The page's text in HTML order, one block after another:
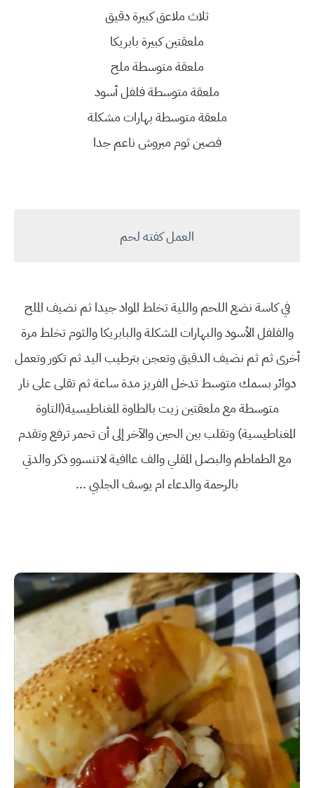
ثلاث ملاعق كبيرة دقيق
ملعقتين كبيرة بابريكا
ملعقة متوسطة ملح
ملعقة متوسطة فلفل أسود
ملعقة متوسطة بهارات مشكلة
فصين ثوم مبروش ناعم جدا
العمل كفته لحم
في كاسة نضع اللحم واللية تخلط المواد جيدا ثم نضيف الملح
والفلفل الأسود والبهارات المشكلة والبابريكا والثوم تخلط مرة
أخرى ثم ثم نضيف الدقيق وتعجن بترطيب اليد ثم تكور وتعمل
دوائر بسمك متوسط تدخل الفريز مدة ساعة ثم تقلى على نار
متوسطة مع ملعقتين زيت بالطاوة المغناطيسية(التاوة
المغناطيسية) وتقلب بين الحين والآخر إلى أن تحمر ترفع وتقدم
مع الطماطم والبصل المقلي والف عاافية لاتنسوو ذكر والدتي
بالرحمة والدعاء ام يوسف الجلبي ...